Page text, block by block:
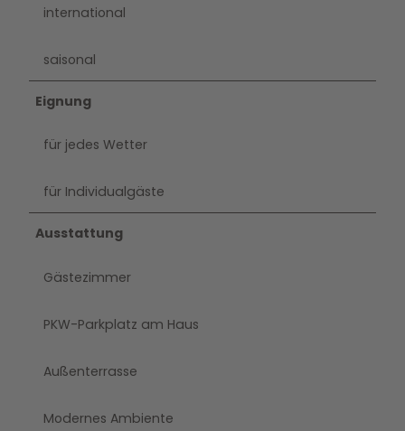
international
saisonal
Eignung
für jedes Wetter
für Individualgäste
Ausstattung
Gästezimmer
PKW-Parkplatz am Haus
Außenterrasse
Modernes Ambiente